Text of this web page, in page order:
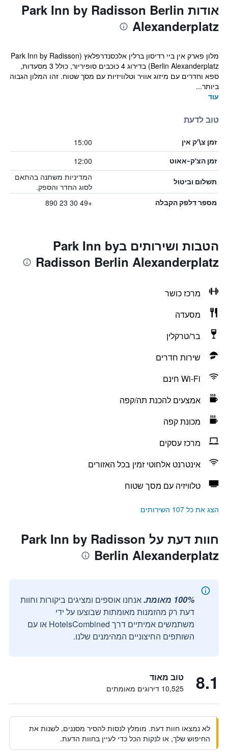
אודות Park Inn by Radisson Berlin
Alexanderplatz
מלון פארק אין ביי רדיסון ברלין אלכסנדרפלאץ (Park Inn by Radisson
Berlin Alexanderplatz) בדירוג 4 כוכבים סופיריור, כולל 3 מסעדות,
ספא וחדרים עם מיזוג אוויר וטלוויזיות עם מסך שטוח. זהו המלון הגבוה
ביותר...
עוד
טוב לדעת
זמן צ\'ק אין 15:00
זמן הצ'ק-אאוט 12:00
תשלום וביטול
המדיניות משתנה בהתאם
לסוג החדר והספק.
מספר דלפק הקבלה +49 30 23 890
הטבות ושירותים בPark Inn by
Radisson Berlin Alexanderplatz
מרכז כושר
מסעדה
בר/טרקלין
שירות חדרים
Wi-Fi חינם
אמצעים להכנת תה/קפה
מכונת קפה
מרכז עסקים
אינטרנט אלחוטי זמין בכל האזורים
טלוויזיה עם מסך שטוח
הצג את כל 107 השירותים
חוות דעת על Park Inn by Radisson
Berlin Alexanderplatz
100% מאומת.
אנחנו אוספים ומציגים ביקורות וחוות
דעת רק מהזמנות מאומתות שבוצעו על ידי
משתמשים אמיתיים דרך HotelsCombined או עם
השותפים החיצוניים המהימנים שלנו.
8.1 טוב מאוד
10,525 דירוגים מאומתים
לא נמצאו חוות דעת. מומלץ לנסות להסיר מסננים, לשנות את
החיפוש שלך, או לנקות הכל כדי לעיין בחוות הדעת.